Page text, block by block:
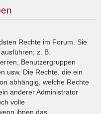
Rechte im Forum. Sie
z. B.
Benutzergruppen
usw. Die Rechte, die ein
abhängig, welche Rechte
anderer Administrator
volle
ihnen das